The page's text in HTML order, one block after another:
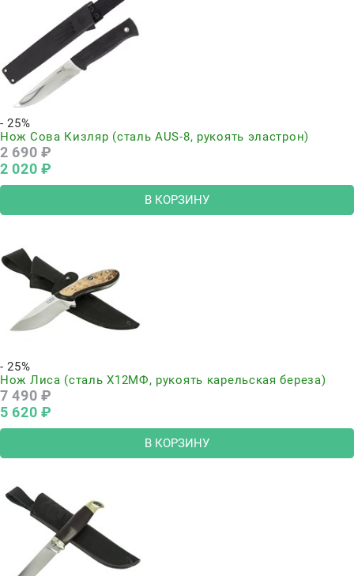
- 25%
Нож Сова Кизляр (сталь AUS-8, рукоять эластрон)
2 690 ₽
2 020 ₽
В КОРЗИНУ
- 25%
Нож Лиса (сталь Х12МФ, рукоять карельская береза)
7 490 ₽
5 620 ₽
В КОРЗИНУ